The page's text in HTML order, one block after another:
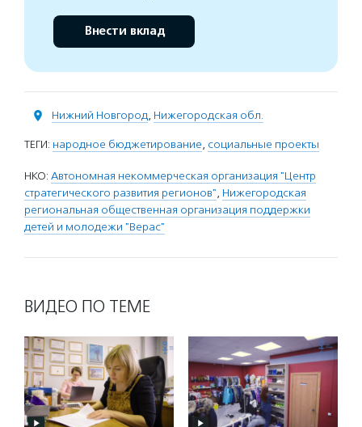
Внести вклад
Нижний Новгород, Нижегородская обл.
ТЕГИ: народное бюджетирование, социальные проекты
НКО: Автономная некоммерческая организация "Центр
стратегического развития регионов", Нижегородская
региональная общественная организация поддержки
детей и молодежи "Верас"
ВИДЕО ПО ТЕМЕ